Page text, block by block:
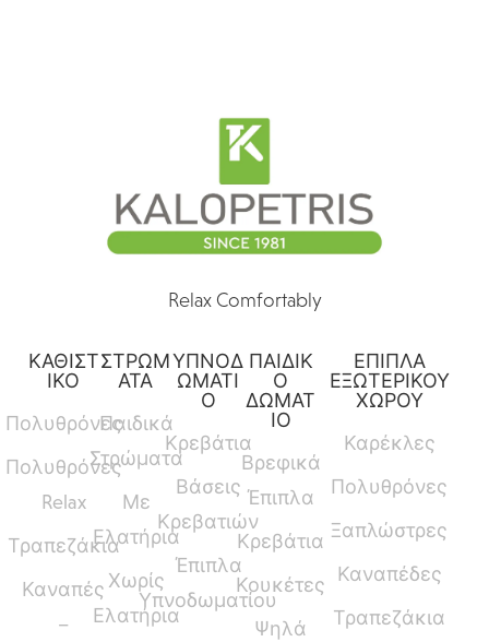
Relax Comfortably
ΚΑΘΙΣΤ
ΙΚΟ
Πολυθρόνες
Πολυθρόνες
Relax
Τραπεζάκια
Καναπές
–
ΣΤΡΩΜ
ΑΤΑ
Παιδικά
Στρώματα
Με
Ελατήρια
Χωρίς
Ελατήρια
ΥΠΝΟΔ
ΩΜΑΤΙ
Ο
Κρεβάτια
Βάσεις
Κρεβατιών
Έπιπλα
Υπνοδωματίου
ΠΑΙΔΙΚ
Ο
ΔΩΜΑΤ
ΙΟ
Βρεφικά
Έπιπλα
Κρεβάτια
Κουκέτες
Ψηλά
ΕΠΙΠΛΑ
ΕΞΩΤΕΡΙΚΟΥ
ΧΩΡΟΥ
Καρέκλες
Πολυθρόνες
Ξαπλώστρες
Καναπέδες
Τραπεζάκια